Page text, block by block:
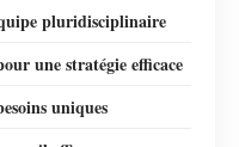
pluridisciplinaire
une stratégie efficace
uniques